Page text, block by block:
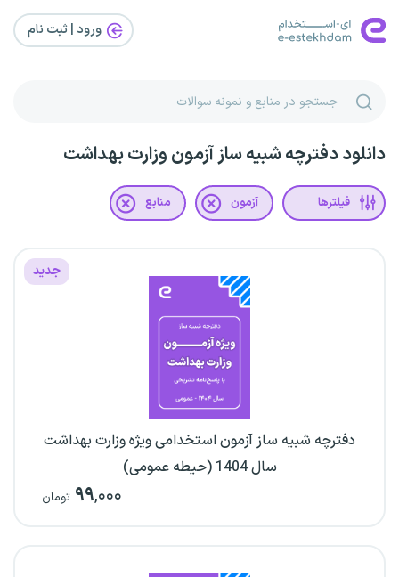
ورود | ثبت‌ نام
دانلود دفترچه شبیه ساز آزمون وزارت بهداشت
فیلترها آزمون منابع
جدید
دفترچه شبیه ساز آزمون استخدامی ویژه وزارت بهداشت
سال 1404 (حیطه عمومی)
۹۹,۰۰۰ تومان